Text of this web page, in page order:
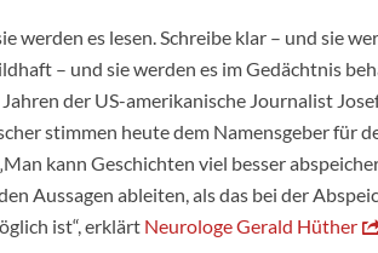
werden es lesen. Schreibe klar – und sie
– und sie werden es im Gedächtnis
der US-amerikanische Journalist
stimmen heute dem Namensgeber für
kann Geschichten viel besser
Aussagen ableiten, als das bei der
ist“, erklärt Neurologe Gerald Hüther